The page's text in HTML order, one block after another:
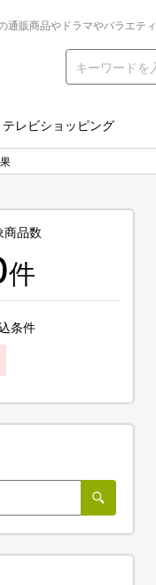
通販商品やドラマやバラエテ
テレビショッピング
商品数
件
条件